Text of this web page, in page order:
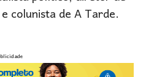
colunista de A Tarde.